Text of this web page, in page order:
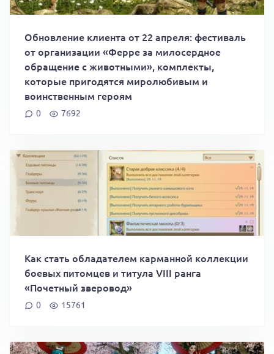
Обновление клиента от 22 апреля: фестиваль
от организации «Ферре за милосердное
обращение с животными», комплекты,
которые пригодятся миролюбивым и
воинственным героям
0 7692
Как стать обладателем карманной коллекции
боевых питомцев и титула VIII ранга
«Почетный зверовод»
0 15761